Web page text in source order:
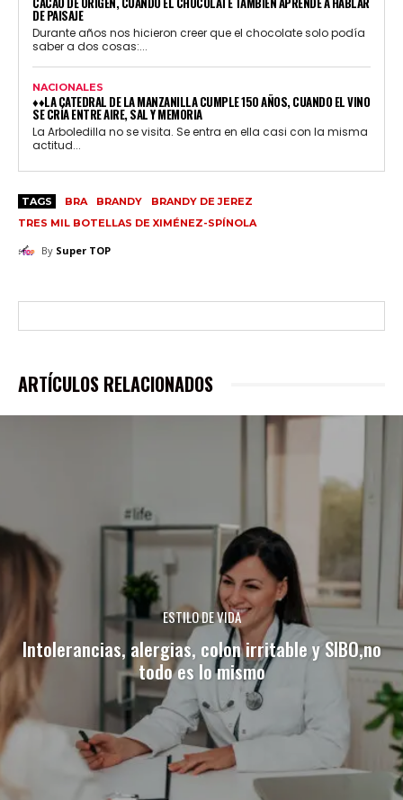
DE PAISAJE
Durante años nos hicieron creer que el chocolate solo podía
saber a dos cosas:...
NACIONALES
♦♦LA CATEDRAL DE LA MANZANILLA CUMPLE 150 AÑOS, CUANDO EL VINO
SE CRÍA ENTRE AIRE, SAL Y MEMORIA
La Arboledilla no se visita. Se entra en ella casi con la misma
actitud...
TAGS BRA BRANDY
BRANDY DE JEREZ
TRES MIL BOTELLAS DE XIMÉNEZ-SPÍNOLA
By Super TOP
ARTÍCULOS RELACIONADOS
ESTILO DE VIDA
Intolerancias, alergias, colon irritable y SIBO,no
todo es lo mismo